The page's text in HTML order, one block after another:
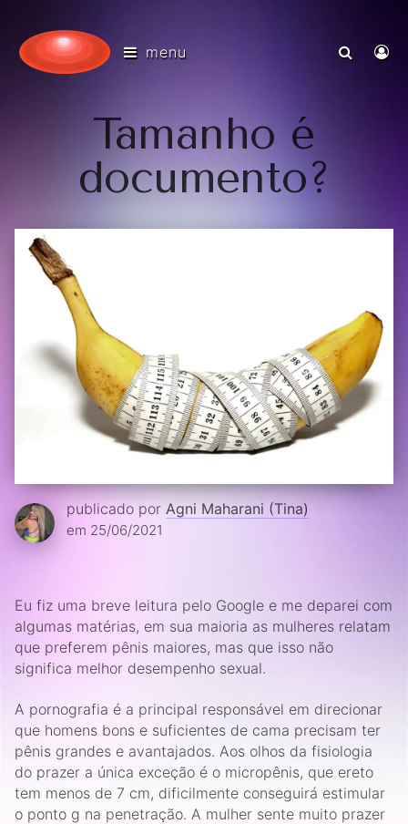
menu
Tamanho é
documento?
publicado por Agni Maharani (Tina)
em 25/06/2021
Eu fiz uma breve leitura pelo Google e me deparei com
algumas matérias, em sua maioria as mulheres relatam
que preferem pênis maiores, mas que isso não
significa melhor desempenho sexual.
A pornografia é a principal responsável em direcionar
que homens bons e suficientes de cama precisam ter
pênis grandes e avantajados. Aos olhos da fisiologia
do prazer a única exceção é o micropênis, que ereto
tem menos de 7 cm, dificilmente conseguirá estimular
o ponto g na penetração. A mulher sente muito prazer